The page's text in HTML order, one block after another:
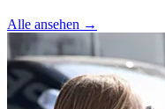
Alle ansehen →